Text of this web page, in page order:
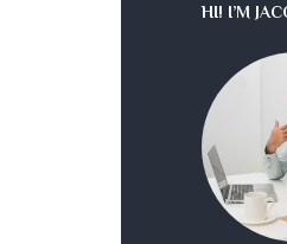
HI! I’M